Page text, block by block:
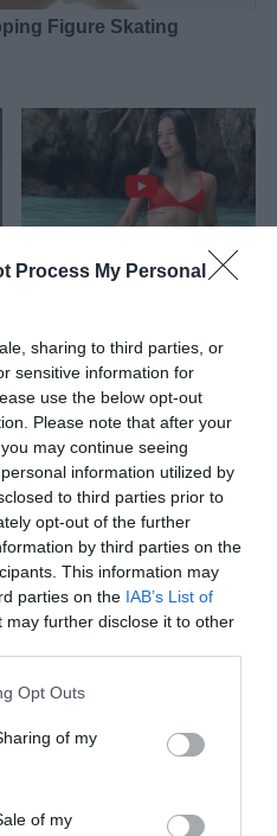
Process My Personal
sharing to third parties, or
sensitive information for
use the below opt-out
Please note that after your
may continue seeing
information utilized by
to third parties prior to
opt-out of the further
by third parties on the
This information may
parties on the IAB’s List of
may further disclose it to other
uses one or more Google
behaviour. You may click to
and its third-party tags to
purposes in below Google
Opt Outs
of my
of my
su nezaobilazni. Oni djeluju kao
procese u koljenima i leđima
za brze
od 7 dana, nije dovoljno samo
korištenje leda i toplih peškira
kretanje:
bol. Lagana šetnja